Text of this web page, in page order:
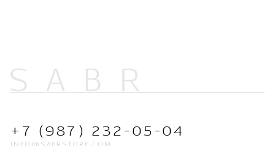
+7 (987) 232-05-04
INFO@SABRSTORE.COM